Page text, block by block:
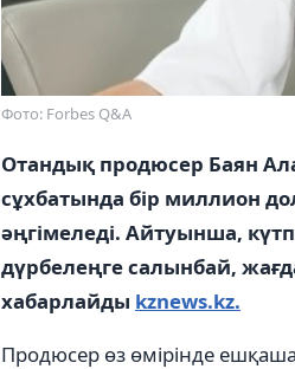
Фото: Forbes Q&A
Отандық продюсер Баян
сұхбатында бір миллион
әңгімеледі. Айтуынша,
дүрбелеңге салынбай,
хабарлайды kznews.kz.
Продюсер өз өмірінде